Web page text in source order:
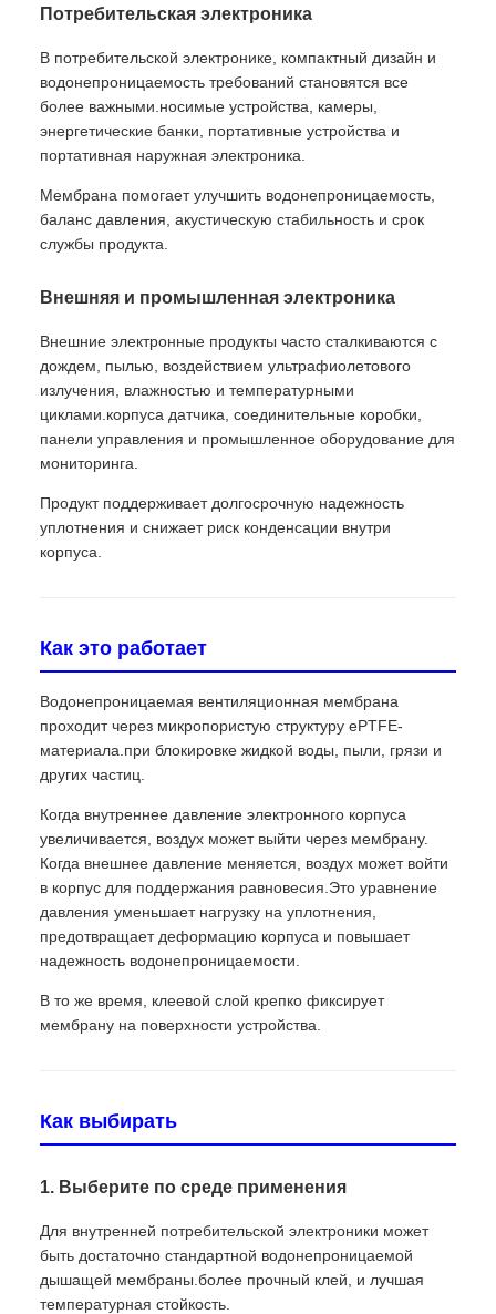
Потребительская электроника
В потребительской электронике, компактный дизайн и
водонепроницаемость требований становятся все
более важными.носимые устройства, камеры,
энергетические банки, портативные устройства и
портативная наружная электроника.
Мембрана помогает улучшить водонепроницаемость,
баланс давления, акустическую стабильность и срок
службы продукта.
Внешняя и промышленная электроника
Внешние электронные продукты часто сталкиваются с
дождем, пылью, воздействием ультрафиолетового
излучения, влажностью и температурными
циклами.корпуса датчика, соединительные коробки,
панели управления и промышленное оборудование для
мониторинга.
Продукт поддерживает долгосрочную надежность
уплотнения и снижает риск конденсации внутри
корпуса.
Как это работает
Водонепроницаемая вентиляционная мембрана
проходит через микропористую структуру ePTFE-
материала.при блокировке жидкой воды, пыли, грязи и
других частиц.
Когда внутреннее давление электронного корпуса
увеличивается, воздух может выйти через мембрану.
Когда внешнее давление меняется, воздух может войти
в корпус для поддержания равновесия.Это уравнение
давления уменьшает нагрузку на уплотнения,
предотвращает деформацию корпуса и повышает
надежность водонепроницаемости.
В то же время, клеевой слой крепко фиксирует
мембрану на поверхности устройства.
Как выбирать
1. Выберите по среде применения
Для внутренней потребительской электроники может
быть достаточно стандартной водонепроницаемой
дышащей мембраны.более прочный клей, и лучшая
температурная стойкость.